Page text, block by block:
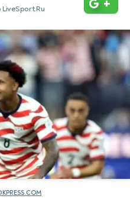
LiveSport.Ru +